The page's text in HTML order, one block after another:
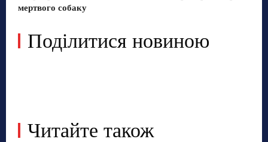
мертвого собаку
Поділитися новиною
Читайте також